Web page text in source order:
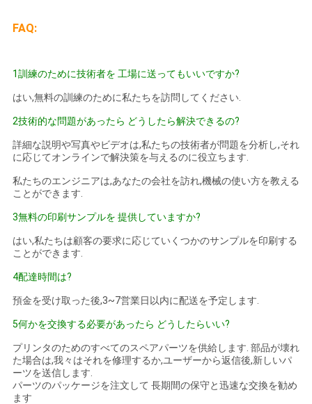
プ
ラ
イ
バ
シ
ー
ポ
リ
シ
ー
FAQ:
1訓練のために技術者を 工場に送ってもいいですか?
はい,無料の訓練のために私たちを訪問してください.
2技術的な問題があったら どうしたら解決できるの?
詳細な説明や写真やビデオは,私たちの技術者が問題を分析し,それ
に応じてオンラインで解決策を与えるのに役立ちます.
私たちのエンジニアは,あなたの会社を訪れ,機械の使い方を教える
ことができます.
3無料の印刷サンプルを 提供していますか?
はい,私たちは顧客の要求に応じていくつかのサンプルを印刷する
ことができます.
4配達時間は?
預金を受け取った後,3~7営業日以内に配送を予定します.
5何かを交換する必要があったら どうしたらいい?
プリンタのためのすべてのスペアパーツを供給します. 部品が壊れ
た場合は,我々はそれを修理するか,ユーザーから返信後,新しいパ
ーツを送信します.
パーツのパッケージを注文して 長期間の保守と迅速な交換を勧め
ます